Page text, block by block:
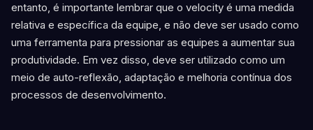
entanto, é importante lembrar que o velocity é uma medida
relativa e específica da equipe, e não deve ser usado como
uma ferramenta para pressionar as equipes a aumentar sua
produtividade. Em vez disso, deve ser utilizado como um
meio de auto-reflexão, adaptação e melhoria contínua dos
processos de desenvolvimento.